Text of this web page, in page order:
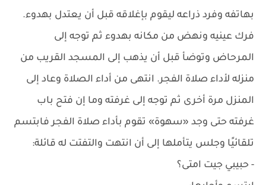
بهاتفه وفرد ذراعه ليقوم بإغلاقه قبل أن يعتدل بهدوء.
فرك عينيه ونهض من مكانه بهدوء ثم توجه إلى
المرحاض وتوضأ قبل أن يذهب إلى المسجد القريب من
منزله لأداء صلاة الفجر. انتهى من أداء الصلاة وعاد إلى
المنزل مرة أخرى ثم توجه إلى غرفته وما إن فتح باب
غرفته حتى وجد «سهوة» تقوم بأداء صلاة الفجر فابتسم
تلقائيًا وجلس يتأملها إلى أن انتهت والتفتت له قائلة:
- حبيبي جيت امتى؟